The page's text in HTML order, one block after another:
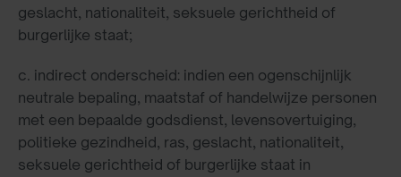
geslacht, nationaliteit, seksuele gerichtheid of
burgerlijke staat;
c. indirect onderscheid: indien een ogenschijnlijk
neutrale bepaling, maatstaf of handelwijze personen
met een bepaalde godsdienst, levensovertuiging,
politieke gezindheid, ras, geslacht, nationaliteit,
seksuele gerichtheid of burgerlijke staat in